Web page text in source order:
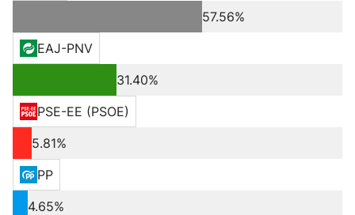
57.56%
EAJ-PNV
31.40%
PSE-EE (PSOE)
5.81%
PP
4.65%